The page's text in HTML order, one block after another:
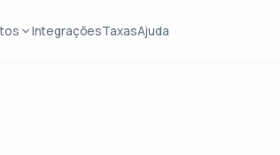
IntegraçõesTaxasAjuda